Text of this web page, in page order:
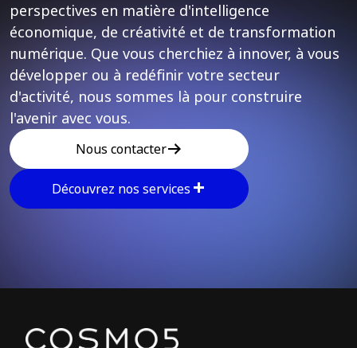
perspectives en matière d'intelligence
économique, de créativité et de transformation
numérique. Que vous cherchiez à innover, à vous
développer ou à redéfinir votre secteur
d'activité, nous sommes là pour construire
l'avenir avec vous.
Nous contacter
Découvrez nos services